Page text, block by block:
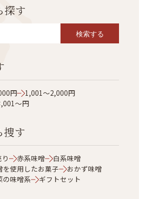
探す
検索する
円
1,001～2,000円
～円
捜す
赤系味噌
白系味噌
を使用したお菓子
おかず味噌
の味噌系
ギフトセット